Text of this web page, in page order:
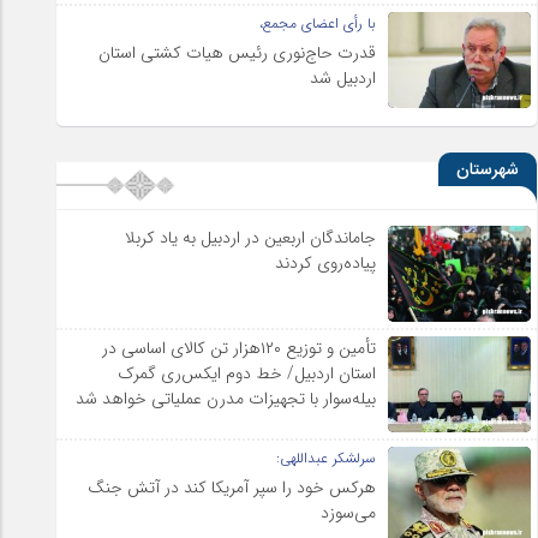
با رأی اعضای مجمع،
قدرت حاج‌نوری رئیس هیات کشتی استان
اردبیل شد
شهرستان
جاماندگان اربعین در اردبیل به یاد کربلا
پیاده‌روی کردند
تأمین و توزیع ۱۲۰هزار تن کالای اساسی در
استان اردبیل/ خط دوم ایکس‌ری گمرک
بیله‌سوار با تجهیزات مدرن عملیاتی خواهد شد
سرلشکر عبداللهی:
هرکس خود را سپر آمریکا کند در آتش جنگ
می‌سوزد